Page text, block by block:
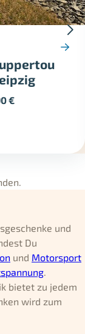
€
und
Du
und Motorsport
.
bietet zu jedem
wird zum